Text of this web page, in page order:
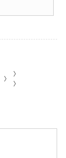
〉
〉
〉